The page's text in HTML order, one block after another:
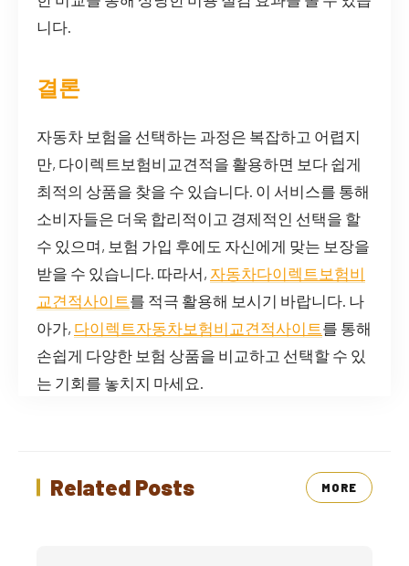
니다.
결론
자동차 보험을 선택하는 과정은 복잡하고 어렵지
만, 다이렉트보험비교견적을 활용하면 보다 쉽게
최적의 상품을 찾을 수 있습니다. 이 서비스를 통해
소비자들은 더욱 합리적이고 경제적인 선택을 할
수 있으며, 보험 가입 후에도 자신에게 맞는 보장을
받을 수 있습니다. 따라서, 자동차다이렉트보험비
교견적사이트 를 적극 활용해 보시기 바랍니다. 나
아가, 다이렉트자동차보험비교견적사이트 를 통해
손쉽게 다양한 보험 상품을 비교하고 선택할 수 있
는 기회를 놓치지 마세요.
Related Posts MORE